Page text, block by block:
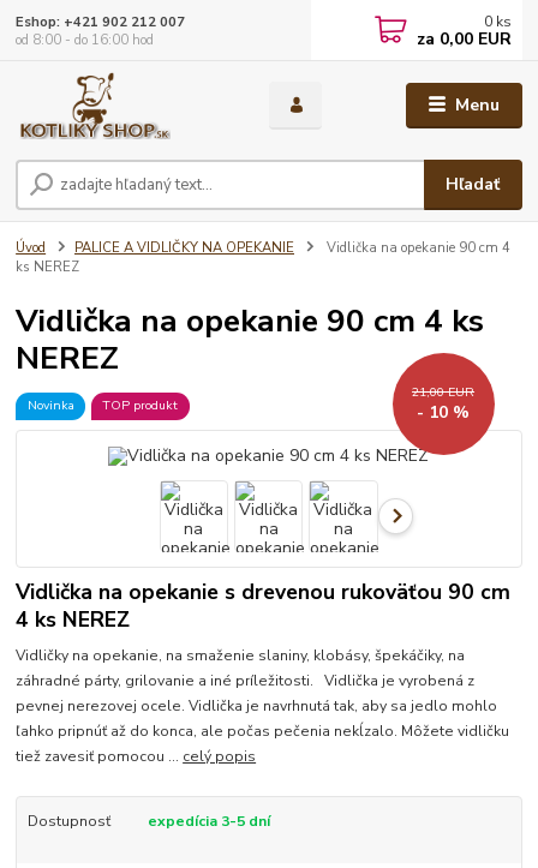
Menu
Hľadať
Eshop: +421 902 212 007
od 8:00 - do 16:00 hod
0 ks
za 0,00 EUR
Úvod PALICE A VIDLIČKY NA OPEKANIE
Vidlička na opekanie 90 cm 4
ks NEREZ
Vidlička na opekanie 90 cm 4 ks
NEREZ
Novinka TOP produkt
21,00 EUR
- 10 %
Vidlička na opekanie s drevenou rukoväťou 90 cm
4 ks NEREZ
Vidličky na opekanie, na smaženie slaniny, klobásy, špekáčiky, na
záhradné párty, grilovanie a iné príležitosti. Vidlička je vyrobená z
pevnej nerezovej ocele. Vidlička je navrhnutá tak, aby sa jedlo mohlo
ľahko pripnúť až do konca, ale počas pečenia nekĺzalo. Môžete vidličku
tiež zavesiť pomocou ... celý popis
Dostupnosť expedícia 3-5 dní